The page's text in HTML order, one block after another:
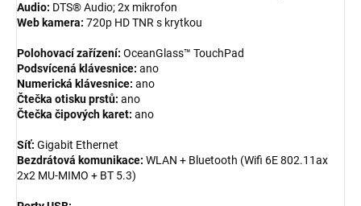
Audio: DTS® Audio; 2x mikrofon
Web kamera: 720p HD TNR s krytkou
Polohovací zařízení: OceanGlass™ TouchPad
Podsvícená klávesnice: ano
Numerická klávesnice: ano
Čtečka otisku prstů: ano
Čtečka čipových karet: ano
Síť: Gigabit Ethernet
Bezdrátová komunikace: WLAN + Bluetooth (Wifi 6E 802.11ax
2x2 MU-MIMO + BT 5.3)